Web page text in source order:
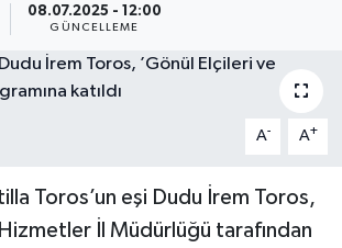
08.07.2025 - 12:00
GÜNCELLEME
A- A+
Toros’un eşi Dudu İrem Toros,
İl Müdürlüğü tarafından